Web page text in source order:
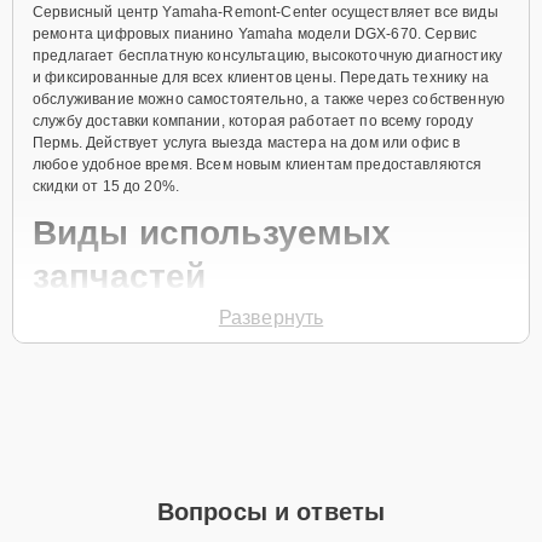
Сервисный центр Yamaha-Remont-Center осуществляет все виды
ремонта цифровых пианино Yamaha модели DGX-670. Сервис
предлагает бесплатную консультацию, высокоточную диагностику
и фиксированные для всех клиентов цены. Передать технику на
обслуживание можно самостоятельно, а также через собственную
службу доставки компании, которая работает по всему городу
Пермь. Действует услуга выезда мастера на дом или офис в
любое удобное время. Всем новым клиентам предоставляются
скидки от 15 до 20%.
Виды используемых
запчастей
Для ремонта цифрового пианино модели DGX-670 предлагаются
активное использование устройства дольше
Развернуть
Вопросы и ответы